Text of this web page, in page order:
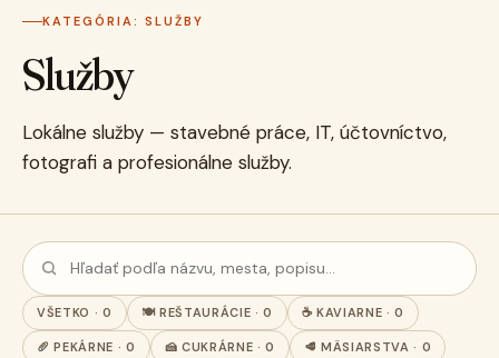
KATEGÓRIA: SLUŽBY
Služby
Lokálne služby — stavebné práce, IT, účtovníctvo,
fotografi a profesionálne služby.
VŠETKO · 0 🍽️ REŠTAURÁCIE · 0 ☕ KAVIARNE · 0
🥖 PEKÁRNE · 0 🍰 CUKRÁRNE · 0 🥩 MÄSIARSTVA · 0